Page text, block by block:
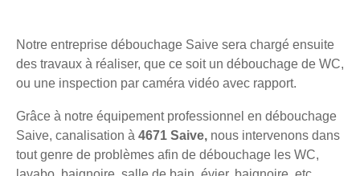
Notre entreprise débouchage Saive sera chargé ensuite
des travaux à réaliser, que ce soit un débouchage de WC,
ou une inspection par caméra vidéo avec rapport.
Grâce à notre équipement professionnel en débouchage
Saive, canalisation à 4671 Saive, nous intervenons dans
tout genre de problèmes afin de débouchage les WC,